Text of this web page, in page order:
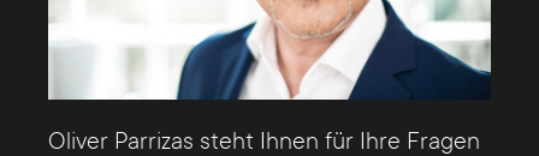
demzufolge die Zusicherung, diese Leads
innerhalb einer bestimmten Zeit zu
bearbeiten.
Oliver Parrizas steht Ihnen für Ihre Fragen